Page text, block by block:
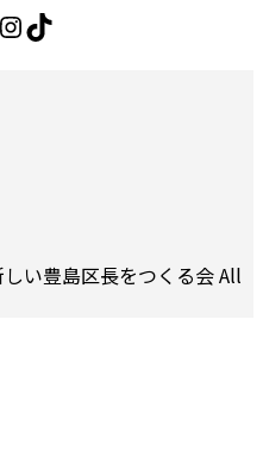
Instagram
TikTok
い豊島区長をつくる会 All